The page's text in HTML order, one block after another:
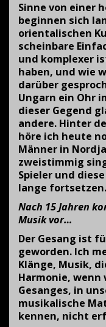
Sinne von einer
beginnen sich
orientalischen
scheinbare
und komplexer
haben, und wie
darüber
Ungarn ein Ohr
dieser Gegend
andere. Hinter
höre ich heute
Männer in
zweistimmig
Spieler und
lange fortsetzen.
Nach 15 Jahren
Musik vor…
Der Gesang ist
geworden. Ich
Klänge, Musik,
Harmonie, wenn
Gesanges, in
musikalische
kennen, nicht